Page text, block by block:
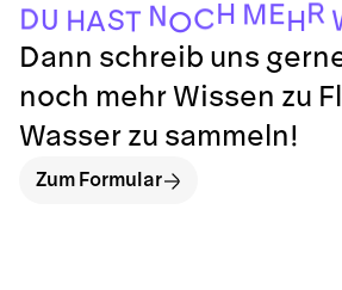
DU HAST NOCH MEHR
Dann schreib uns
noch mehr Wissen zu
Wasser zu sammeln!
Zum Formular